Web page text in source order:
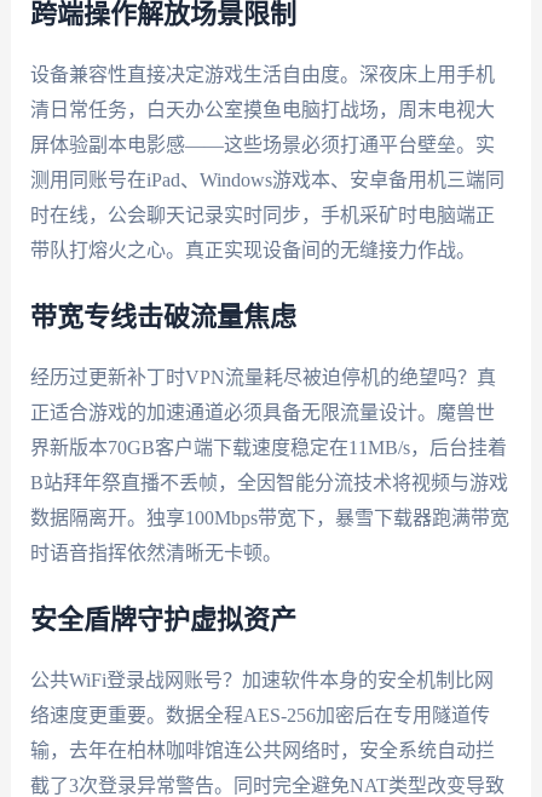
跨端操作解放场景限制
设备兼容性直接决定游戏生活自由度。深夜床上用手机
清日常任务，白天办公室摸鱼电脑打战场，周末电视大
屏体验副本电影感——这些场景必须打通平台壁垒。实
测用同账号在iPad、Windows游戏本、安卓备用机三端同
时在线，公会聊天记录实时同步，手机采矿时电脑端正
带队打熔火之心。真正实现设备间的无缝接力作战。
带宽专线击破流量焦虑
经历过更新补丁时VPN流量耗尽被迫停机的绝望吗？真
正适合游戏的加速通道必须具备无限流量设计。魔兽世
界新版本70GB客户端下载速度稳定在11MB/s，后台挂着
B站拜年祭直播不丢帧，全因智能分流技术将视频与游戏
数据隔离开。独享100Mbps带宽下，暴雪下载器跑满带宽
时语音指挥依然清晰无卡顿。
安全盾牌守护虚拟资产
公共WiFi登录战网账号？加速软件本身的安全机制比网
络速度更重要。数据全程AES-256加密后在专用隧道传
输，去年在柏林咖啡馆连公共网络时，安全系统自动拦
截了3次登录异常警告。同时完全避免NAT类型改变导致